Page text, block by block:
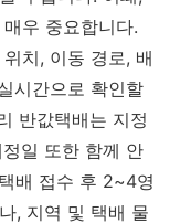
우 중요합니다.
치, 이동 경로, 배
시간으로 확인할
반값택배는 지정
일 또한 함께 안
배 접수 후 2~4영
, 지역 및 택배 물